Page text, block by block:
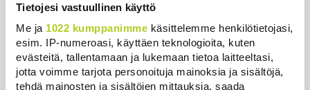
Tietojesi vastuullinen käyttö
Me ja 1022 kumppanimme käsittelemme henkilötietojasi,
esim. IP-numeroasi, käyttäen teknologioita, kuten
evästeitä, tallentamaan ja lukemaan tietoa laitteeltasi,
jotta voimme tarjota personoituja mainoksia ja sisältöjä,
tehdä mainosten ja sisältöjen mittauksia, saada
Ensi viikolla Suomesta pääsee junalla
Haaparantaan, mutta matka taitetaan kuivin suin
Uutiset | 8.8.2026 10:44